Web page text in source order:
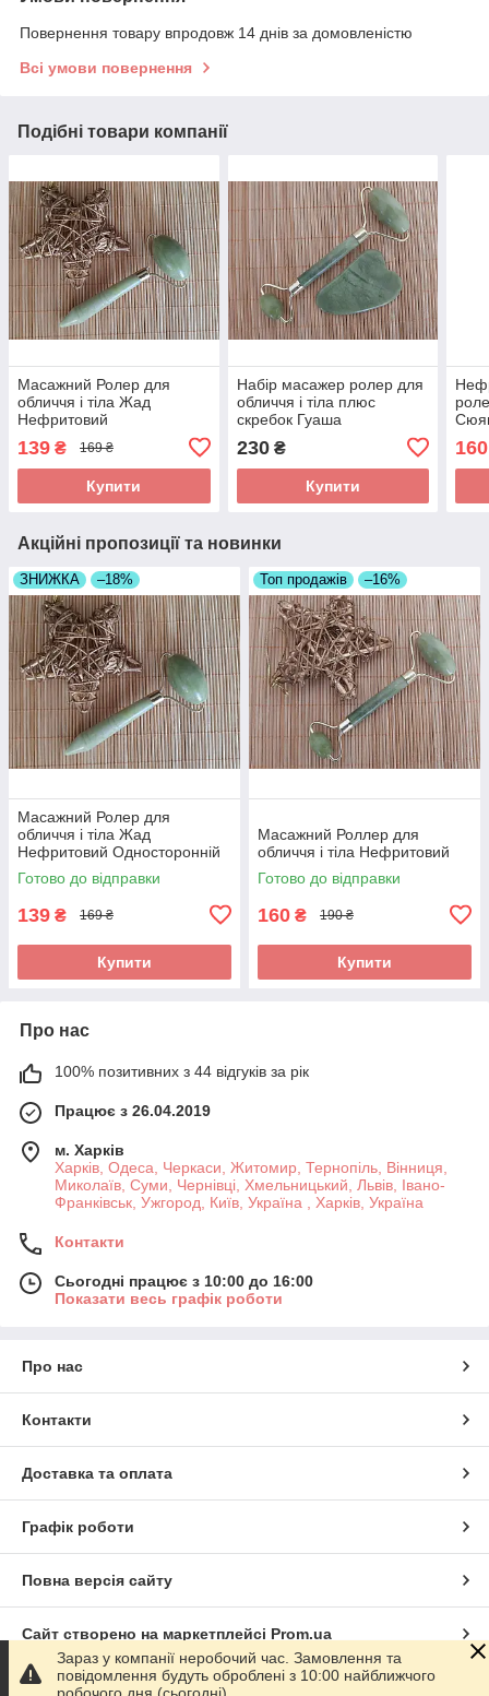
Повернення товару впродовж 14 днів за домовленістю
Всі умови повернення
Подібні товари компанії
Масажний Ролер для
обличчя і тіла Жад
Нефритовий
139 ₴ 169 ₴
Купити
Набір масажер ролер для
обличчя і тіла плюс
скребок Гуаша
230₴
Купити
160
Акційні пропозиції та новинки
ЗНИЖКА –18%
Масажний Ролер для
обличчя і тіла Жад
Нефритовий Односторонній
Готово до відправки
139 ₴ 169 ₴
Купити
Топ продажів –16%
Масажний Роллер для
обличчя і тіла Нефритовий
Готово до відправки
160 ₴ 190 ₴
Купити
Про нас
100% позитивних з 44 відгуків за рік
Працює з 26.04.2019
м. Харків
Харків, Одеса, Черкаси, Житомир, Тернопіль, Вінниця,
Миколаїв, Суми, Чернівці, Хмельницький, Львів, Івано-
Франківськ, Ужгород, Київ, Україна , Харків, Україна
Контакти
Сьогодні працює з 10:00 до 16:00
Показати весь графік роботи
Про нас
Контакти
Доставка та оплата
Графік роботи
Повна версія сайту
Сайт створено на маркетплейсі Prom.ua
Політика конфіденційності
Зараз у компанії неробочий час. Замовлення та
повідомлення будуть оброблені з 10:00 найближчого